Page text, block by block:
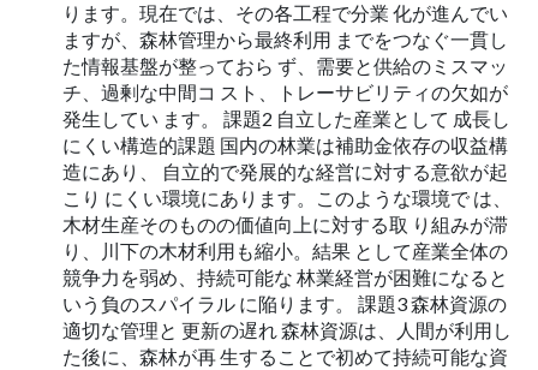
ります。現在では、その各工程で分業 化が進んでい
ますが、森林管理から最終利用 までをつなぐ一貫し
た情報基盤が整っておら ず、需要と供給のミスマッ
チ、過剰な中間コ スト、トレーサビリティの欠如が
発生してい ます。 課題2 自立した産業として 成長し
にくい構造的課題 国内の林業は補助金依存の収益構
造にあり、 自立的で発展的な経営に対する意欲が起
こり にくい環境にあります。このような環境で は、
木材生産そのものの価値向上に対する取 り組みが滞
り、川下の木材利用も縮小。結果 として産業全体の
競争力を弱め、持続可能な 林業経営が困難になると
いう負のスパイラル に陥ります。 課題3 森林資源の
適切な管理と 更新の遅れ 森林資源は、人間が利用し
た後に、森林が再 生することで初めて持続可能な資